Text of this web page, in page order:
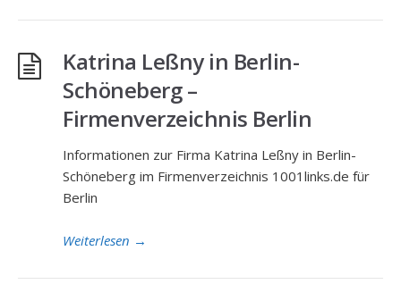
Katrina Leßny in Berlin-
Schöneberg –
Firmenverzeichnis Berlin
Informationen zur Firma Katrina Leßny in Berlin-
Schöneberg im Firmenverzeichnis 1001links.de für
Berlin
Weiterlesen →